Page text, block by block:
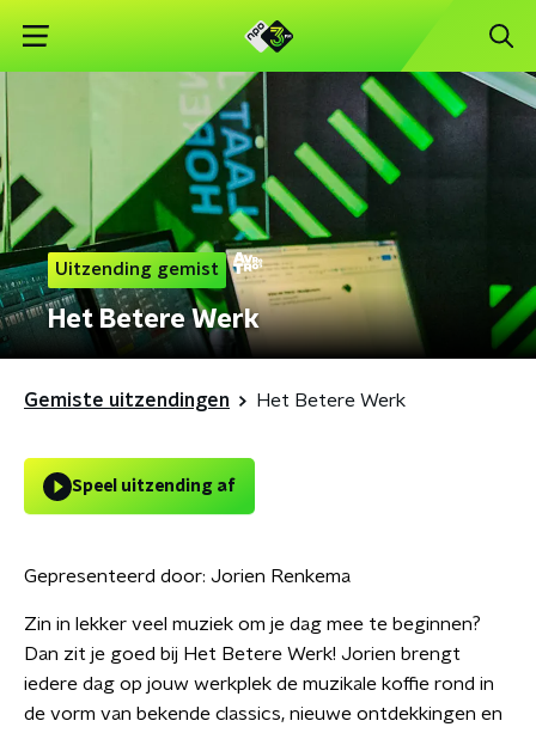
Uitzending gemist
Het Betere Werk
Gemiste uitzendingen Het Betere Werk
Speel uitzending af
Gepresenteerd door: Jorien Renkema
Zin in lekker veel muziek om je dag mee te beginnen?
Dan zit je goed bij Het Betere Werk! Jorien brengt
iedere dag op jouw werkplek de muzikale koffie rond in
de vorm van bekende classics, nieuwe ontdekkingen en